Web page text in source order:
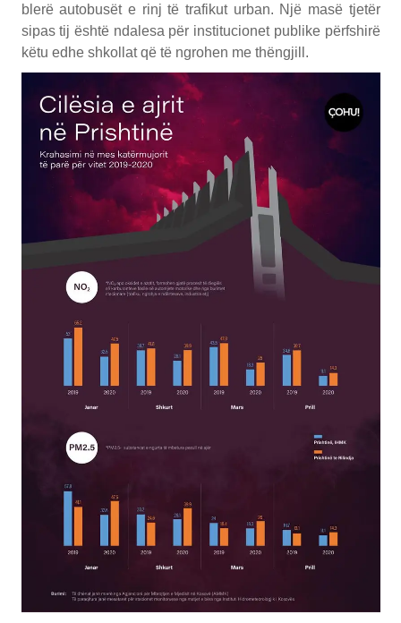
blerë autobusët e rinj të trafikut urban. Një masë tjetër
sipas tij është ndalesa për institucionet publike përfshirë
këtu edhe shkollat që të ngrohen me thëngjill.